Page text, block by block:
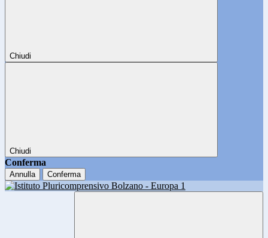
Chiudi
Chiudi
Conferma
Annulla Conferma